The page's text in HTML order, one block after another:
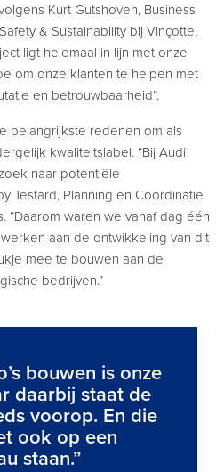
Kurt Gutshoven, Business
& Sustainability bij Vinçotte,
ligt helemaal in lijn met onze
om onze klanten te helpen met
en betrouwbaarheid”.
belangrijkste redenen om als
kwaliteitslabel. “Bij Audi
naar potentiële
Testard, Planning en Coördinatie
“Daarom waren we vanaf dag één
aan de ontwikkeling van dit
mee te bouwen aan de
bedrijven.”
bouwen is onze
daarbij staat de
voorop. En die
ook op een
staan.”